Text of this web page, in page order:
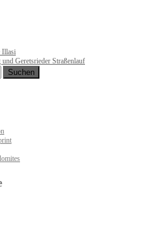
Illasi
Geretsrieder Straßenlauf